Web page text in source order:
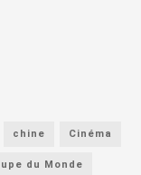
chine Cinéma
du Monde